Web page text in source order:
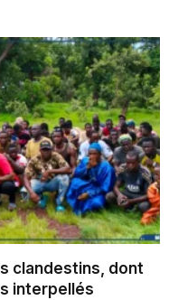
clandestins, dont
interpellés